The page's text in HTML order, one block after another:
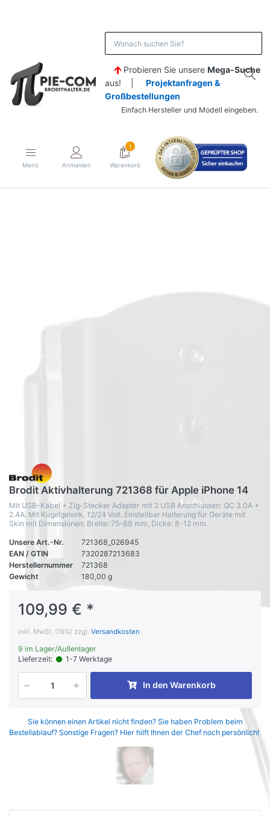
Probieren Sie unsere Mega-Suche
aus! | Projektanfragen &
Großbestellungen
Einfach Hersteller und Modell eingeben.
Menü Anmelden
1
Warenkorb
Brodit Aktivhalterung 721368 für Apple iPhone 14
Mit USB-Kabel + Zig-Stecker Adapter mit 2 USB Anschlussen: QC 3.0A +
2.4A. Mit Kugelgelenk. 12/24 Volt. Einstellbar Halterung für Geräte mit
Skin mit Dimensionen: Breite: 75-89 mm, Dicke: 8-12 mm.
Unsere Art.-Nr.
721368_026945
EAN / GTIN
7320287213683
Herstellernummer
721368
Gewicht
180,00 g
109,99 € *
inkl. MwSt. (19%) zzgl. Versandkosten
9 im Lager/Außenlager
Lieferzeit:
1-7 Werktage
In den Warenkorb
Sie können einen Artikel nicht finden? Sie haben Problem beim
Bestellablauf? Sonstige Fragen? Hier hilft Ihnen der Chef noch persönlich!